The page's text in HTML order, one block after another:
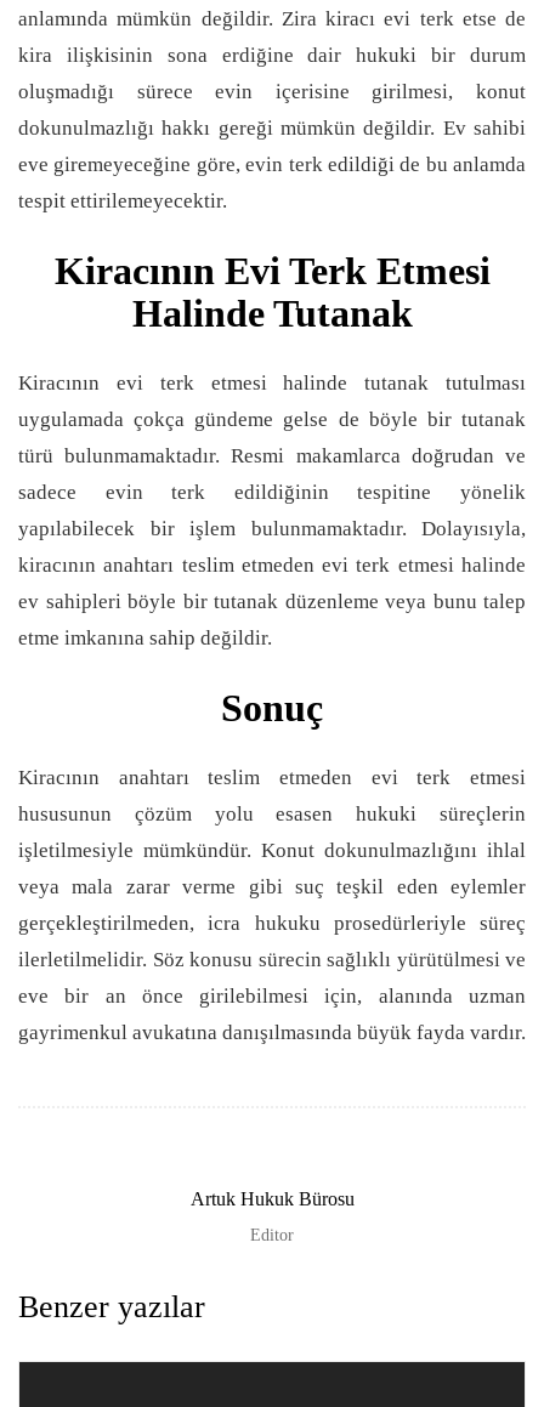
anlamında mümkün değildir. Zira kiracı evi terk etse de
kira ilişkisinin sona erdiğine dair hukuki bir durum
oluşmadığı sürece evin içerisine girilmesi, konut
dokunulmazlığı hakkı gereği mümkün değildir. Ev sahibi
eve giremeyeceğine göre, evin terk edildiği de bu anlamda
tespit ettirilemeyecektir.
Kiracının Evi Terk Etmesi
Halinde Tutanak
Kiracının evi terk etmesi halinde tutanak tutulması
uygulamada çokça gündeme gelse de böyle bir tutanak
türü bulunmamaktadır. Resmi makamlarca doğrudan ve
sadece evin terk edildiğinin tespitine yönelik
yapılabilecek bir işlem bulunmamaktadır. Dolayısıyla,
kiracının anahtarı teslim etmeden evi terk etmesi halinde
ev sahipleri böyle bir tutanak düzenleme veya bunu talep
etme imkanına sahip değildir.
Sonuç
Kiracının anahtarı teslim etmeden evi terk etmesi
hususunun çözüm yolu esasen hukuki süreçlerin
işletilmesiyle mümkündür. Konut dokunulmazlığını ihlal
veya mala zarar verme gibi suç teşkil eden eylemler
gerçekleştirilmeden, icra hukuku prosedürleriyle süreç
ilerletilmelidir. Söz konusu sürecin sağlıklı yürütülmesi ve
eve bir an önce girilebilmesi için, alanında uzman
gayrimenkul avukatına danışılmasında büyük fayda vardır.
Artuk Hukuk Bürosu
Editor
Benzer yazılar